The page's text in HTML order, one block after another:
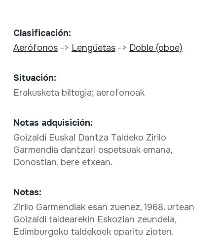
Clasificación:
Aerófonos-> Lengüetas-> Doble (oboe)
Situación:
Erakusketa biltegia; aerofonoak
Notas adquisición:
Goizaldi Euskal Dantza Taldeko Zirilo
Garmendia dantzari ospetsuak emana,
Donostian, bere etxean.
Notas:
Zirilo Garmendiak esan zuenez, 1968. urtean
Goizaldi taldearekin Eskozian zeundela,
Edimburgoko taldekoek oparitu zioten.